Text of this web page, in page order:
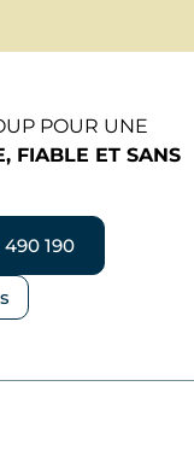
POUR UNE
FIABLE ET SANS
190